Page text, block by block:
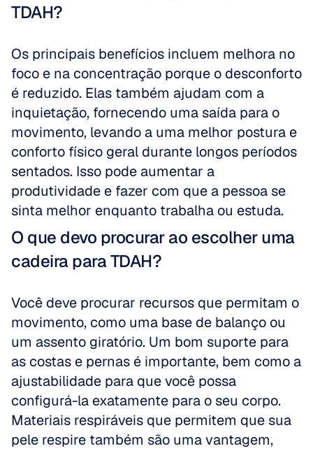
TDAH?
Os principais benefícios incluem melhora no
foco e na concentração porque o desconforto
é reduzido. Elas também ajudam com a
inquietação, fornecendo uma saída para o
movimento, levando a uma melhor postura e
conforto físico geral durante longos períodos
sentados. Isso pode aumentar a
produtividade e fazer com que a pessoa se
sinta melhor enquanto trabalha ou estuda.
O que devo procurar ao escolher uma
cadeira para TDAH?
Você deve procurar recursos que permitam o
movimento, como uma base de balanço ou
um assento giratório. Um bom suporte para
as costas e pernas é importante, bem como a
ajustabilidade para que você possa
configurá-la exatamente para o seu corpo.
Materiais respiráveis que permitem que sua
pele respire também são uma vantagem,